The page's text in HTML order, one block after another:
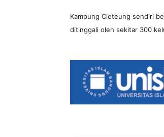
Kampung Cieteung sendiri
ditinggali oleh sekitar 300